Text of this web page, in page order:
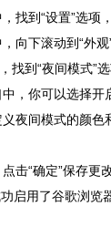
找到“设置”选项
向下滚动到“外观
找到“夜间模式”
，你可以选择开
夜间模式的颜色
击“确定”保存更改
启用了谷歌浏览